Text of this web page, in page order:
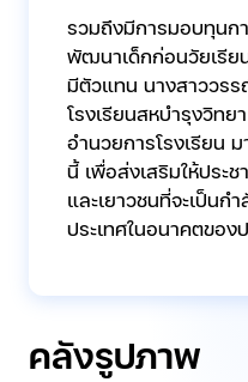
รวมถึงมีการมอบทุนก
พัฒนาเด็กก่อนวัยเรีย
มีตัวแทน นางสาววร
โรงเรียนสหบำรุงวิท
อำนวยการโรงเรียน
นี้ เพื่อส่งเสริมให้ประ
และเยาวชนที่จะเป็น
ประเทศในอนาคตของ
คลังรูปภาพ